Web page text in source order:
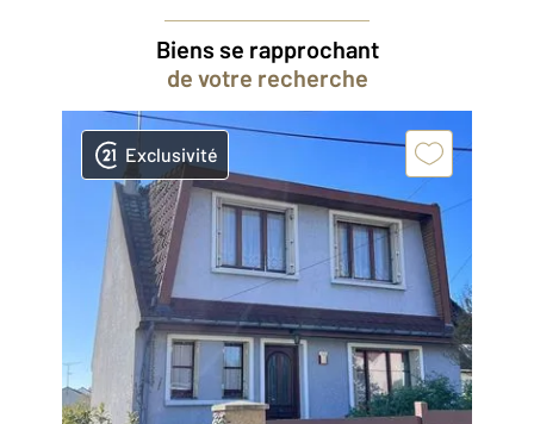
Biens se rapprochant
de votre recherche
Exclusivité